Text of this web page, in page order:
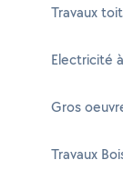
Travaux
Electricité
Gros
Travaux